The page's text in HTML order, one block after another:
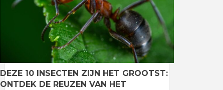
DEZE 10 INSECTEN ZIJN HET GROOTST:
ONTDEK DE REUZEN VAN HET